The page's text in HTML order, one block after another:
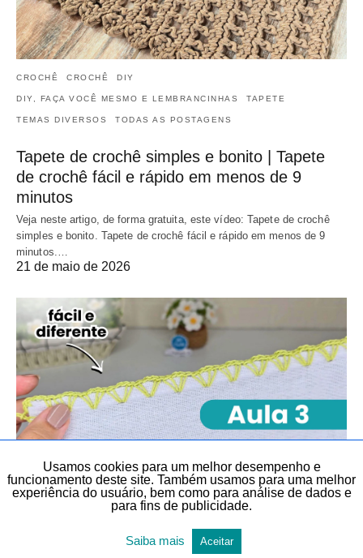
CROCHÊ CROCHÊ DIY
DIY, FAÇA VOCÊ MESMO E LEMBRANCINHAS TAPETE
TEMAS DIVERSOS TODAS AS POSTAGENS
Tapete de crochê simples e bonito | Tapete
de crochê fácil e rápido em menos de 9
minutos
Veja neste artigo, de forma gratuita, este vídeo: Tapete de crochê
simples e bonito. Tapete de crochê fácil e rápido em menos de 9
minutos.…
21 de maio de 2026
BICO EM PANO DE PRATO BICOS E BARRADOS CROCHÊ
SÉRIE BICOS PARA INICIANTES TEMAS DIVERSOS
Usamos cookies para um melhor desempenho e
funcionamento deste site. Também usamos para uma melhor
experiência do usuário, bem como para análise de dados e
para fins de publicidade.
Saiba mais Aceitar